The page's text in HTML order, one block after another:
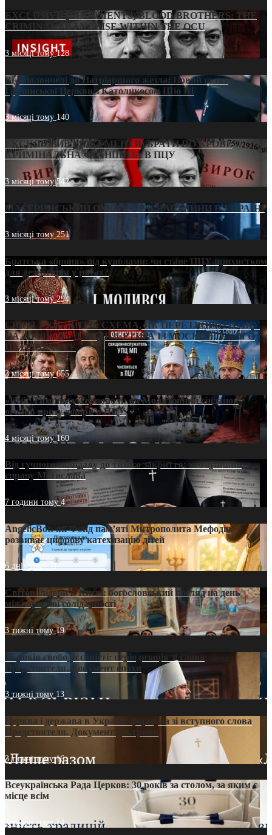
EXCLUSIVE (DOCUMENTS)/BLOOD BROTHERS: THE
CRIMINAL FRANCHISE WITHIN THE OCU
3 місяці тому128
Від віолончелі до Патріаршого жезла: Новий шлях
Грузинської Церкви з Католикосом Шіо III
3 місяці тому 140
ЕКСКЛЮЗИВ (ДОКУМЕНТИ)/БРАТИ ПО КРОВІ:
КРИМІНАЛЬНА ФРАНШИЗА В ПЦУ
3 місяці тому542
МАТЕРИНСЬКИЙ ОМОРФОР В ЧАС ВІЙНИ В УКРАЇНІ
3 місяці тому251
Братська «броня» під куполами: чи стане ПЦУ прихистком
для дезертирів у рясах?
3 місяці тому294
СВЯТІ УХИЛЯНТИ: СХЕМА, ЯК ПЕРЕТВОРИТИ ПЦУ
НА «ОФШОР» ДЛЯ ДЕЗЕРТИРА ІЗ МОСКОВСЬКОГО
ПАТРІАРХАТУ
3 місяці тому655
«Кейс Тихона» у Тернополі: як Молитовний сніданок
оголив кризу довіри в ПЦУ
4 місяці тому160
Від гучного скандалу до тихого закриття: хто зупинив
справу Мстислава
7 години тому4
AngelicBot: як Фонд пам’яті Митрополита Мефодія
розвиває цифрову катехизацію дітей
6 днів тому11
Світові лідери в Києві: богословський погляд на день
міжнародної солідарності
3 тижні тому19
35 років свободи совісті: періодизація зі слова
Предстоятеля. Документ епохи
3 тижні тому 13
Церква і держава в Україні: формула зі вступного слова
Предстоятеля. Документ доктрини
3 тижні тому16
Всеукраїнська Рада Церков: 30 років за столом, за яким є
місце всім
3 тижні тому14